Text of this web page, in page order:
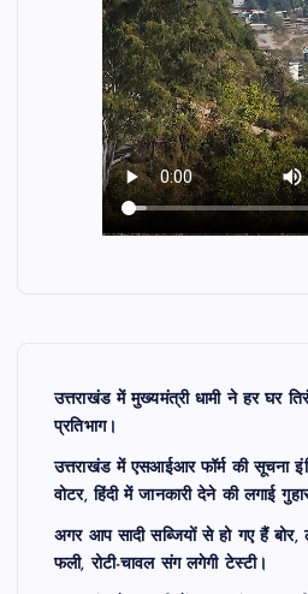
उत्तराखंड में मुख्यमंत्री धामी ने हर घर
प्रतिभाग।
उत्तराखंड में एसआईआर फॉर्म की सूचना
वोटर, हिंदी में जानकारी देने की लगाई
अगर आप सादी सब्जियों से हो गए हैं बोर,
फली, रोटी-चावल संग लगेगी टेस्टी।